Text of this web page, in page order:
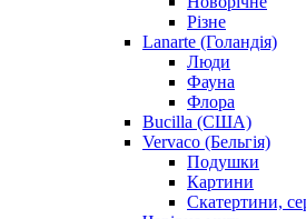
Різне
Lanarte (Голандія)
Люди
Фауна
Флора
Bucilla (США)
Vervaco (Бельгія)
Подушки
Картини
Скатертини,